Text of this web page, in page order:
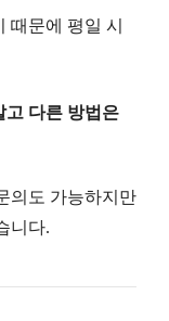
때문에 평일 시
고 다른 방법은
의도 가능하지만
니다.